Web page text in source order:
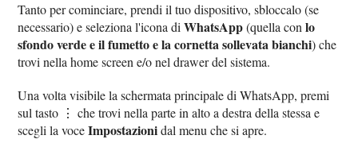
Tanto per cominciare, prendi il tuo dispositivo, sbloccalo (se
necessario) e seleziona l'icona diWhatsApp(quella conlo
sfondo verde e il fumetto e la cornetta sollevata bianchi) che
trovi nella home screen e/o nel drawer del sistema.
Una volta visibile la schermata principale di WhatsApp, premi
sul tasto ⋮ che trovi nella parte in alto a destra della stessa e
scegli la voceImpostazionidal menu che si apre.